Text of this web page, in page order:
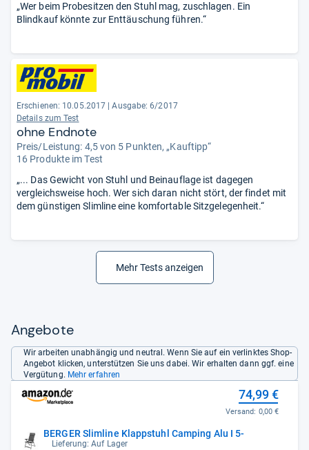
„Wer beim Probesitzen den Stuhl mag, zuschlagen. Ein
Blindkauf könnte zur Enttäuschung führen.“
Erschienen: 10.05.2017
Ausgabe: 6/2017
Details zum Test
ohne Endnote
Preis/Leistung: 4,5 von 5 Punkten, „Kauftipp“
16 Produkte im Test
„... Das Gewicht von Stuhl und Beinauflage ist dagegen
vergleichsweise hoch. Wer sich daran nicht stört, der findet mit
dem günstigen Slimline eine komfortable Sitzgelegenheit.“
Mehr Tests anzeigen
Angebote
Wir arbeiten unabhängig und neutral. Wenn Sie auf ein verlinktes Shop-
Angebot klicken, unterstützen Sie uns dabei. Wir erhalten dann ggf. eine
Vergütung. Mehr erfahren
BERGER Slimline Klappstuhl Camping Alu I 5-
Lieferung: Auf Lager
74,99 €
Versand: 0,00 €